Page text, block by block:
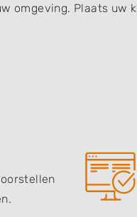
omgeving. Plaats uw